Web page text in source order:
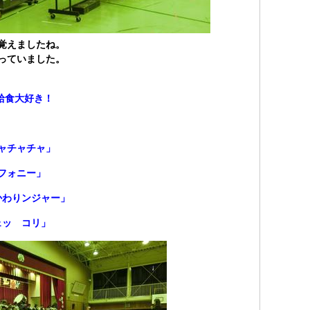
えましたね。
ていました。
大好き！
チャ」
ニー」
ジャー」
コリ」